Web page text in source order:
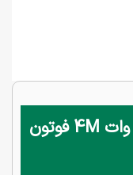
چراغ خیابانی اس ام دی 150 وات 4M فوتون